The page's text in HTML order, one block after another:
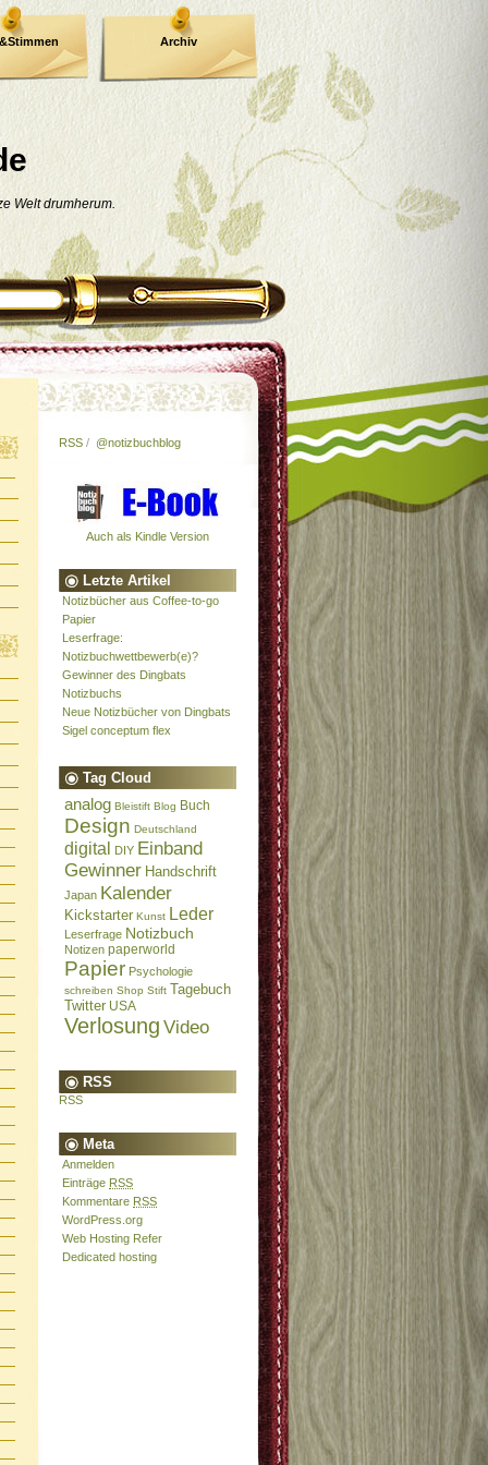
Welt drumherum.
Archiv
RSS / @notizbuchblog
Auch als Kindle Version
Letzte Artikel
Notizbücher aus Coffee-to-go
Papier
Leserfrage:
Notizbuchwettbewerb(e)?
Gewinner des Dingbats
Notizbuchs
Neue Notizbücher von Dingbats
Sigel conceptum flex
Tag Cloud
analog Bleistift Blog Buch
Design Deutschland
digital DIY Einband
Gewinner Handschrift
Japan Kalender
Kickstarter Kunst Leder
Leserfrage Notizbuch
Notizen paperworld
Papier Psychologie
schreiben Shop Stift Tagebuch
Twitter USA
Verlosung Video
RSS
RSS
Meta
Anmelden
Einträge RSS
Kommentare RSS
WordPress.org
Web Hosting Refer
Dedicated hosting